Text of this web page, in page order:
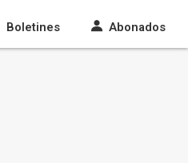
Boletines Abonados